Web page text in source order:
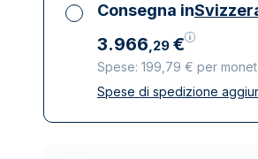
Consegna in
3.966,29 €
Spese: 199,79 € per
Tutte le tasse incluse
Spese di spedizione